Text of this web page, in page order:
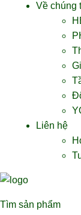
Về chúng
Liên hệ
Tìm sản phẩm